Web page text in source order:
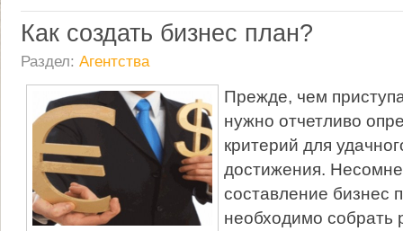
Как создать бизнес план?
Раздел: Агентства
Прежде, чем
нужно отчетливо
критерий для
достижения.
составление бизнес
необходимо собрать